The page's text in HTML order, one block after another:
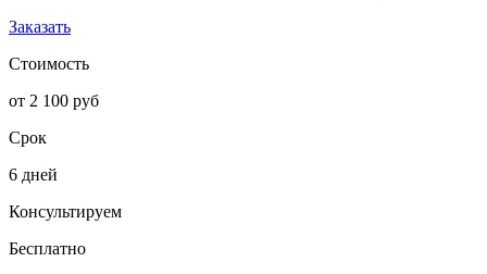
Заказать
Стоимость
от 2 100 руб
Срок
6 дней
Консультируем
Бесплатно